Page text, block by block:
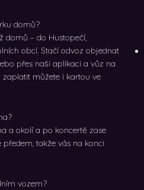
domů?
domů – do Hustopečí,
obcí. Stačí odvoz objednat
přes naši aplikaci a vůz na
zaplatit můžete i kartou ve
a okolí a po koncertě zase
takže vás na konci
vozem?